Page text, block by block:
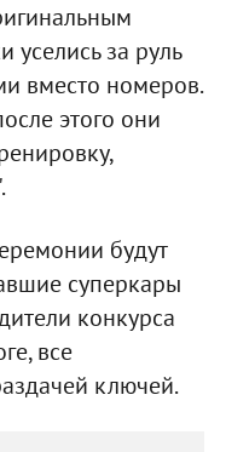
уселись за руль
вместо номеров.
этого они
будут
суперкары
конкурса
все
ключей.